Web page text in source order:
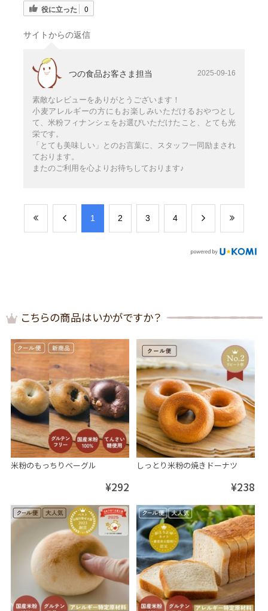
役に立った 0
サイトからの返信
つの食品お客さま担当 2025-09-16
素敵なレビューをありがとうございます！
小麦アレルギーの方にもお楽しみいただけるおやつとし
て、米粉フィナンシェをお選びいただけたこと、とても光
栄です。
「とても美味しい」とのお言葉に、スタッフ一同励まされ
ております。
またのご利用を心よりお待ちしております♪
​1 ​2 ​3 ​4
こちらの商品はいかがですか？
米粉のもっちりベーグル
¥292
しっとり米粉の焼きドーナツ
¥238